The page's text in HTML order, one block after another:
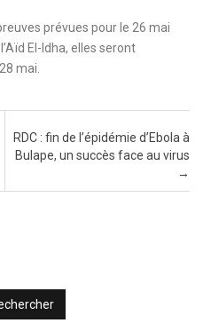
prévues pour le 26 mai
El-Idha, elles seront
mai.
RDC : fin de l’épidémie d’Ebola à
Bulape, un succès face au virus
→